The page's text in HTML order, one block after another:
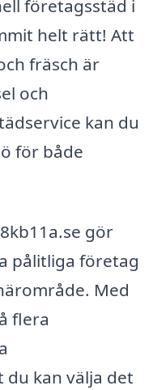
företagsstäd i
helt rätt! Att
fräsch är
och
kan du
för både
gör
pålitliga företag
Med
flera
du kan välja det